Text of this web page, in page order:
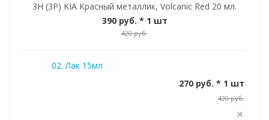
3H (3P) KIA Красный металлик, Volcanic Red 20 мл.
390 руб. * 1 шт
420 руб.
02. Лак 15мл
270 руб. * 1 шт
420 руб.